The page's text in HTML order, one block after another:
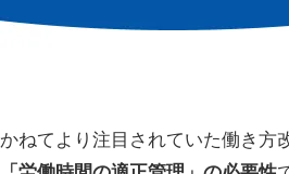
かねてより注目されていた働き方